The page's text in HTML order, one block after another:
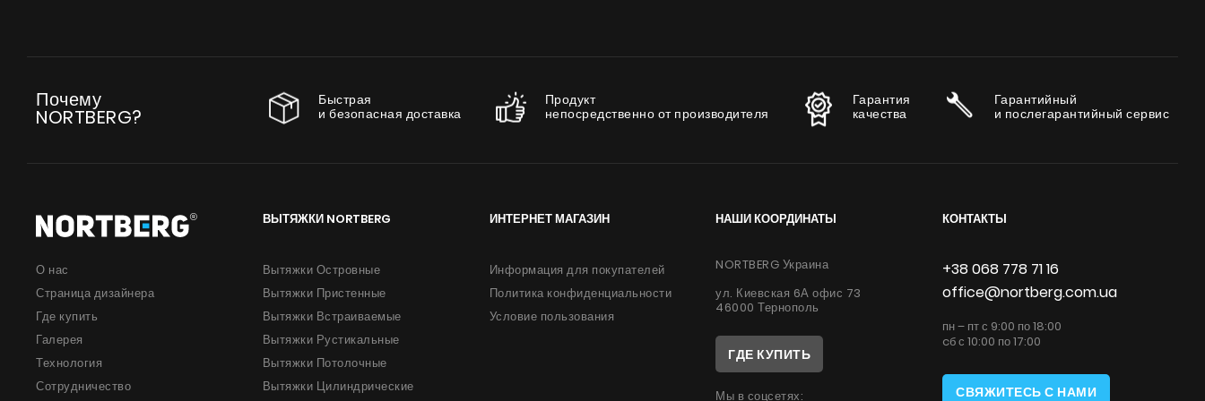
Почему
NORTBERG?
Быстрая
и безопасная доставка
Продукт
непосредственно от производителя
Гарантия
качества
Гарантийный
и послегарантийный сервис
О нас
Страница дизайнера
Где купить
Галерея
Технология
Сотрудничество
ВЫТЯЖКИ NORTBERG
Вытяжки Островные
Вытяжки Пристенные
Вытяжки Встраиваемые
Вытяжки Рустикальные
Вытяжки Потолочные
Вытяжки Цилиндрические
ИНТЕРНЕТ МАГАЗИН
Информация для покупателей
Политика конфиденциальности
Условие пользования
НАШИ КООРДИНАТЫ
NORTBERG Украина
ул. Киевская 6А офис 73
46000 Тернополь
ГДЕ КУПИТЬ
Мы в соцсетях:
КОНТАКТЫ
+38 068 778 71 16
office@nortberg.com.ua
пн – пт с 9:00 по 18:00
cб с 10:00 по 17:00
СВЯЖИТЕСЬ С НАМИ